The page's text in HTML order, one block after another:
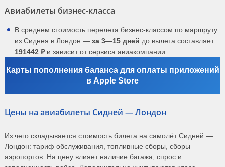
Авиабилеты бизнес-класса
В среднем стоимость перелета бизнес-классом по маршруту
из Сиднея в Лондон — за 3—15 дней до вылета составляет
191442 ₽ и зависит от сервиса авиакомпании.
Карты пополнения баланса для оплаты приложений
в Apple Store
Цены на авиабилеты Сидней — Лондон
Из чего складывается стоимость билета на самолёт Сидней —
Лондон: тариф обслуживания, топливные сборы, сборы
аэропортов. На цену влияет наличие багажа, спрос и